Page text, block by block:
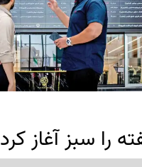
را سبز آغاز کرد